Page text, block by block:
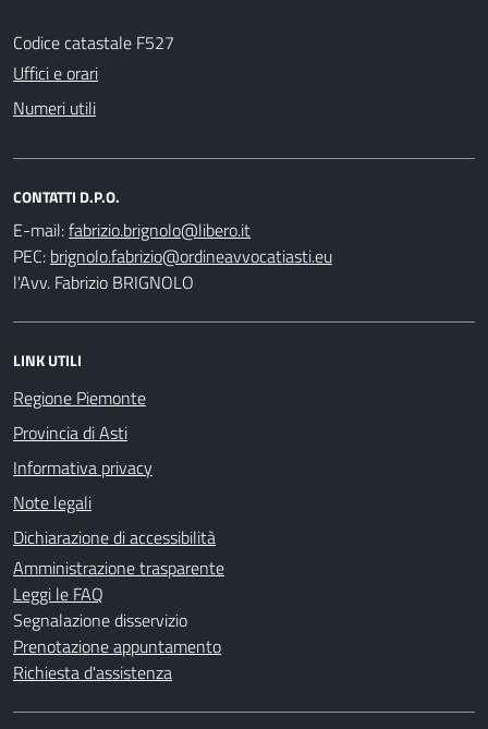
Codice catastale F527
Uffici e orari
Numeri utili
CONTATTI D.P.O.
E-mail:
PEC:
l'Avv. Fabrizio BRIGNOLO
LINK UTILI
Regione Piemonte
Provincia di Asti
Informativa privacy
Note legali
Dichiarazione di accessibilità
Amministrazione trasparente
Leggi le FAQ
Segnalazione disservizio
Prenotazione appuntamento
Richiesta d'assistenza